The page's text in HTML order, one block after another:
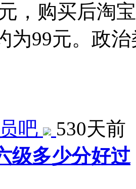
，购买后淘
为99元。政
吧
530天前
级多少分好过